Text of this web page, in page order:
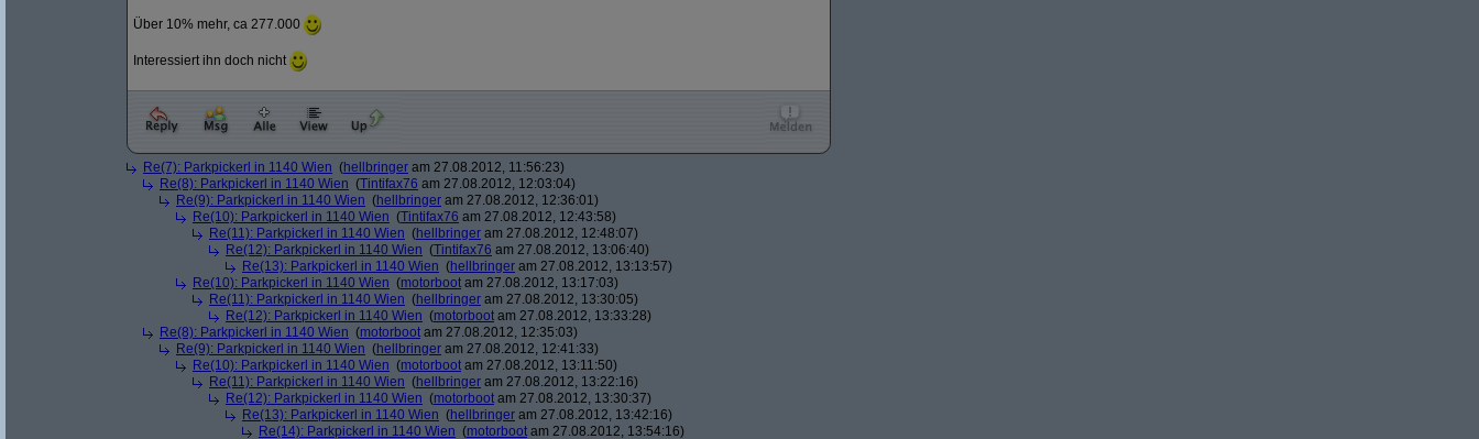
Über 10% mehr, ca 277.000
Interessiert ihn doch nicht
Re(7): Parkpickerl in 1140 Wien (hellbringer am 27.08.2012, 11:56:23)
Re(8): Parkpickerl in 1140 Wien (Tintifax76 am 27.08.2012, 12:03:04)
Re(9): Parkpickerl in 1140 Wien (hellbringer am 27.08.2012, 12:36:01)
Re(10): Parkpickerl in 1140 Wien (Tintifax76 am 27.08.2012, 12:43:58)
Re(11): Parkpickerl in 1140 Wien (hellbringer am 27.08.2012, 12:48:07)
Re(12): Parkpickerl in 1140 Wien (Tintifax76 am 27.08.2012, 13:06:40)
Re(13): Parkpickerl in 1140 Wien (hellbringer am 27.08.2012, 13:13:57)
Re(10): Parkpickerl in 1140 Wien (motorboot am 27.08.2012, 13:17:03)
Re(11): Parkpickerl in 1140 Wien (hellbringer am 27.08.2012, 13:30:05)
Re(12): Parkpickerl in 1140 Wien (motorboot am 27.08.2012, 13:33:28)
Re(8): Parkpickerl in 1140 Wien (motorboot am 27.08.2012, 12:35:03)
Re(9): Parkpickerl in 1140 Wien (hellbringer am 27.08.2012, 12:41:33)
Re(10): Parkpickerl in 1140 Wien (motorboot am 27.08.2012, 13:11:50)
Re(11): Parkpickerl in 1140 Wien (hellbringer am 27.08.2012, 13:22:16)
Re(12): Parkpickerl in 1140 Wien (motorboot am 27.08.2012, 13:30:37)
Re(13): Parkpickerl in 1140 Wien (hellbringer am 27.08.2012, 13:42:16)
Re(14): Parkpickerl in 1140 Wien (motorboot am 27.08.2012, 13:54:16)